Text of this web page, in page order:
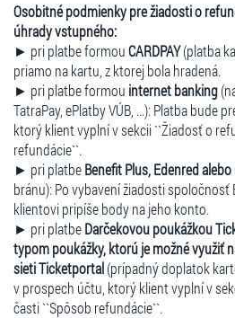
Osobitné podmienky pre žiadosti o
úhrady vstupného:
► pri platbe formouCARDPAY(platba
priamo na kartu, z ktorej bola hradená.
► pri platbe formou internet banking
TatraPay, ePlatby VÚB, ...): Platba bude
ktorý klient vyplní v sekcii ``Žiadosť o
refundácie``.
► pri platbeBenefit Plus, Edenred
bránu): Po vybavení žiadosti
klientovi pripíše body na jeho konto.
► pri platbeDarčekovou poukážkou
typom poukážky, ktorú je možné využiť
sieti Ticketportal(prípadný doplatok
v prospech účtu, ktorý klient vyplní v
časti ``Spôsob refundácie``.